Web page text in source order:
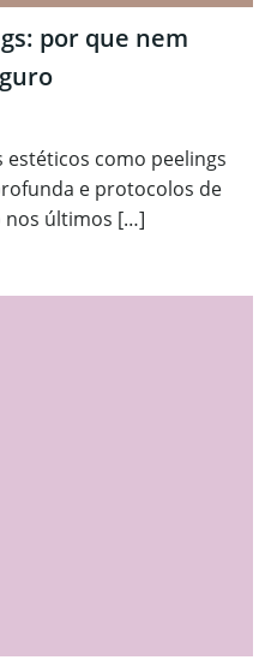
por que nem
como peelings
e protocolos de
nos últimos […]